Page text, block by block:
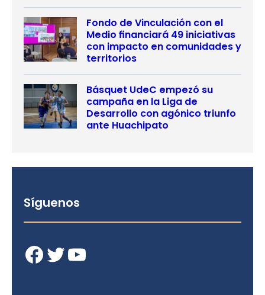
Fondo de Vinculación con el
Medio financiará 49 iniciativas
con impacto en comunidades y
territorios
Básquet UdeC empezó su
campaña en la Liga de
Desarrollo con agónico triunfo
ante Huachipato
Síguenos
Facebook Twitter YouTube